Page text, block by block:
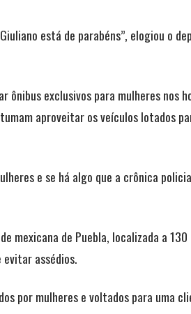
está de parabéns”, elogiou o
exclusivos para mulheres nos
aproveitar os veículos lotados
e se há algo que a crônica
mexicana de Puebla, localizada a
assédios.
por mulheres e voltados para uma